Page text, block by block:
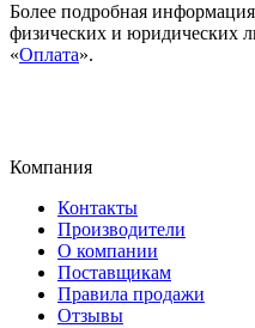
Более подробная
физических и юридических
«Оплата».
Компания
Контакты
Производители
О компании
Поставщикам
Правила продажи
Отзывы